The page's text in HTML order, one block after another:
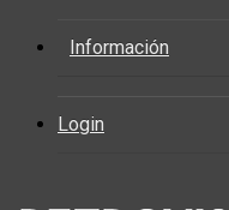
Información
Login